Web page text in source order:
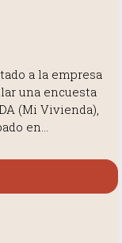
a la empresa
una encuesta
(Mi Vivienda),
en...